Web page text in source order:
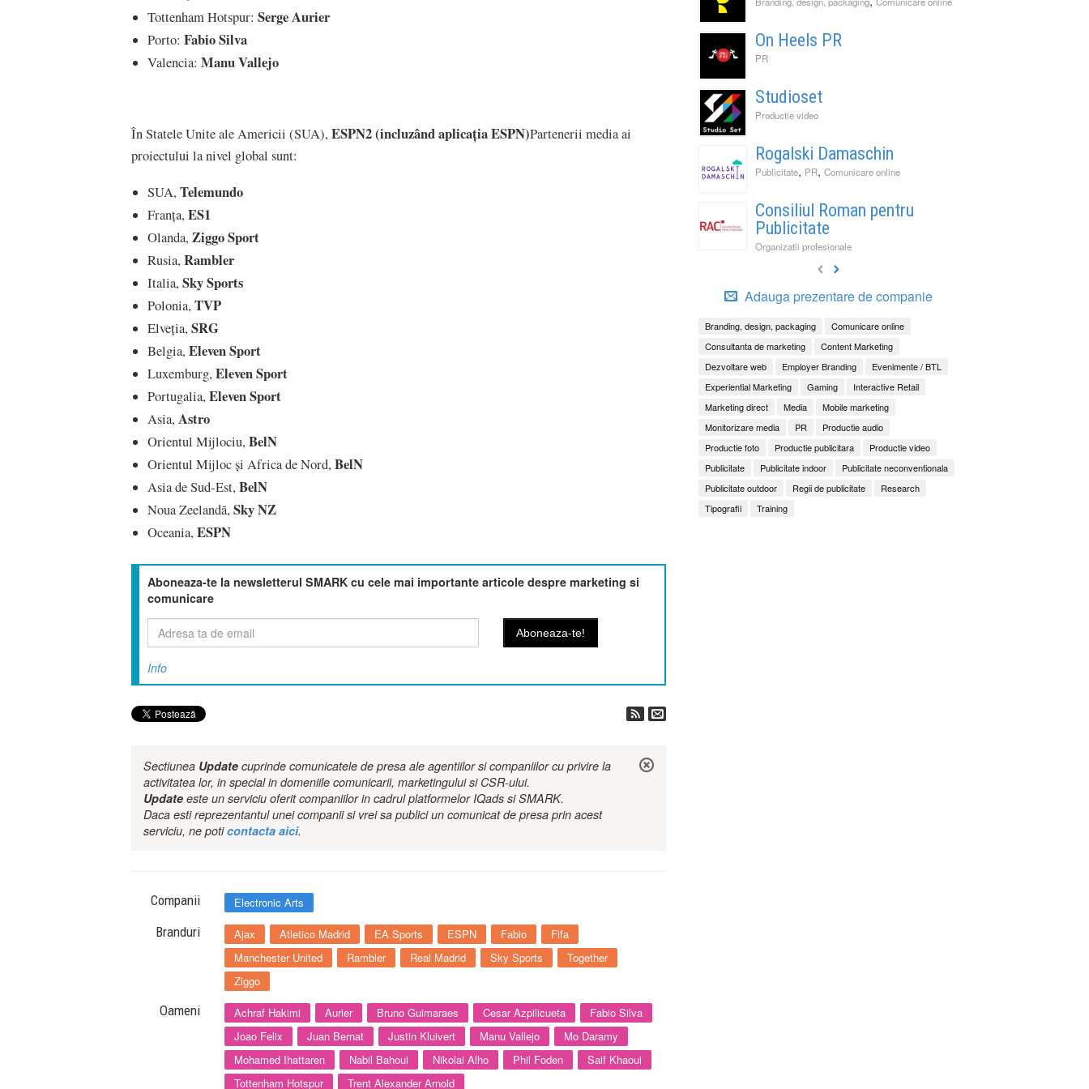
Tottenham Hotspur: Serge Aurier
Porto: Fabio Silva
Valencia: Manu Vallejo
În Statele Unite ale Americii (SUA), ESPN2 (incluzând aplicația ESPN)Partenerii media ai
proiectului la nivel global sunt:
SUA, Telemundo
Franța, ES1
Olanda, Ziggo Sport
Rusia, Rambler
Italia, Sky Sports
Polonia, TVP
Elveția, SRG
Belgia, Eleven Sport
Luxemburg, Eleven Sport
Portugalia, Eleven Sport
Asia, Astro
Orientul Mijlociu, BelN
Orientul Mijloc și Africa de Nord, BelN
Asia de Sud-Est, BelN
Noua Zeelandă, Sky NZ
Oceania, ESPN
Aboneaza-te la newsletterul SMARK cu cele mai importante articole despre marketing si
comunicare
Info
Sectiunea Update cuprinde comunicatele de presa ale agentiilor si companiilor cu privire la
activitatea lor, in special in domeniile comunicarii, marketingului si CSR-ului.
Update este un serviciu oferit companiilor in cadrul platformelor IQads si SMARK.
Daca esti reprezentantul unei companii si vrei sa publici un comunicat de presa prin acest
serviciu, ne poticontacta aici.
Companii Electronic Arts
Branduri Ajax Atletico Madrid EA Sports ESPN Fabio
Fifa
Manchester United
Rambler Real Madrid Sky Sports
Together
Ziggo
Oameni Achraf Hakimi Aurier Bruno Guimaraes Cesar Azpilicueta
Fabio Silva
Joao Felix
Juan Bernat Justin Kluivert Manu Vallejo
Mo Daramy
Mohamed Ihattaren
Nabil Bahoui Nikolai Alho Phil Foden
Saif Khaoui
Tottenham Hotspur
Trent Alexander Arnold
On Heels PR
PR
Studioset
Productie video
Rogalski Damaschin
Publicitate, PR, Comunicare online
Consiliul Roman pentru
Publicitate
Organizatii profesionale
Adauga prezentare de companie
Branding, design, packaging
Comunicare online
Consultanta de marketing
Content Marketing
Dezvoltare web
Employer Branding
Evenimente / BTL
Experiential Marketing
Gaming
Interactive Retail
Marketing direct
Media
Mobile marketing
Monitorizare media
PR
Productie audio
Productie foto
Productie publicitara
Productie video
Publicitate
Publicitate indoor
Publicitate neconventionala
Publicitate outdoor
Regii de publicitate
Research
Tipografii
Training